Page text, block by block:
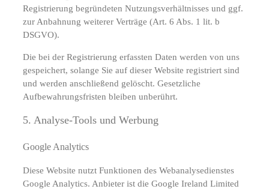
Registrierung begründeten Nutzungsverhältnisses und ggf.
zur Anbahnung weiterer Verträge (Art. 6 Abs. 1 lit. b
DSGVO).
Die bei der Registrierung erfassten Daten werden von uns
gespeichert, solange Sie auf dieser Website registriert sind
und werden anschließend gelöscht. Gesetzliche
Aufbewahrungsfristen bleiben unberührt.
5. Analyse-Tools und Werbung
Google Analytics
Diese Website nutzt Funktionen des Webanalysedienstes
Google Analytics. Anbieter ist die Google Ireland Limited